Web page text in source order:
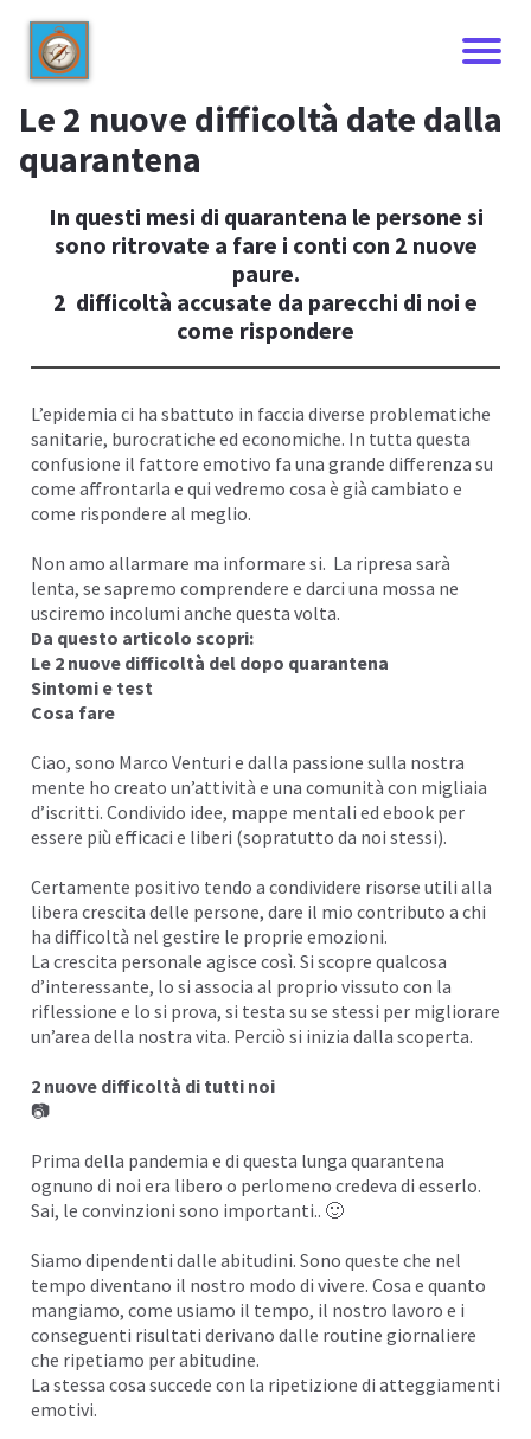
Le 2 nuove difficoltà date dalla
quarantena
In questi mesi di quarantena le persone si
sono ritrovate a fare i conti con 2 nuove
paure.
2 difficoltà accusate da parecchi di noi e
come rispondere
L’epidemia ci ha sbattuto in faccia diverse problematiche
sanitarie, burocratiche ed economiche. In tutta questa
confusione il fattore emotivo fa una grande differenza su
come affrontarla e qui vedremo cosa è già cambiato e
come rispondere al meglio.
Non amo allarmare ma informare si. La ripresa sarà
lenta, se sapremo comprendere e darci una mossa ne
usciremo incolumi anche questa volta.
Da questo articolo scopri:
Le 2 nuove difficoltà del dopo quarantena
Sintomi e test
Cosa fare
Ciao, sono Marco Venturi e dalla passione sulla nostra
mente ho creato un’attività e una comunità con migliaia
d’iscritti. Condivido idee, mappe mentali ed ebook per
essere più efficaci e liberi (sopratutto da noi stessi).
Certamente positivo tendo a condividere risorse utili alla
libera crescita delle persone, dare il mio contributo a chi
ha difficoltà nel gestire le proprie emozioni.
La crescita personale agisce così. Si scopre qualcosa
d’interessante, lo si associa al proprio vissuto con la
riflessione e lo si prova, si testa su se stessi per migliorare
un’area della nostra vita. Perciò si inizia dalla scoperta.
2 nuove difficoltà di tutti noi
📷
Prima della pandemia e di questa lunga quarantena
ognuno di noi era libero o perlomeno credeva di esserlo.
Sai, le convinzioni sono importanti.. 🙂
Siamo dipendenti dalle abitudini. Sono queste che nel
tempo diventano il nostro modo di vivere. Cosa e quanto
mangiamo, come usiamo il tempo, il nostro lavoro e i
conseguenti risultati derivano dalle routine giornaliere
che ripetiamo per abitudine.
La stessa cosa succede con la ripetizione di atteggiamenti
emotivi.